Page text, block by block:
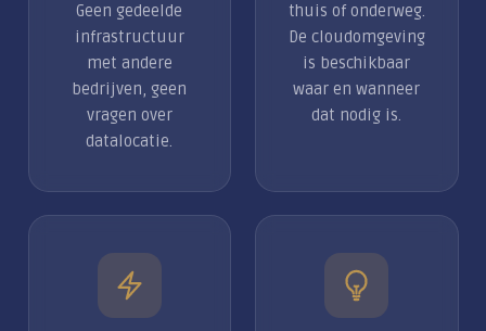
Geen gedeelde
infrastructuur
met andere
bedrijven, geen
vragen over
datalocatie.
thuis of onderweg.
De cloudomgeving
is beschikbaar
waar en wanneer
dat nodig is.